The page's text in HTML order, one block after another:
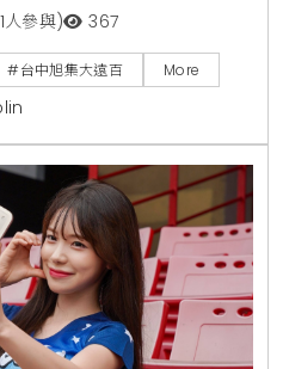
日本蜜柑鰤魚與NISSEI霜
薏、大甲芋頭、東泉辣椒
只供應到9月7日的台中限
人參與) 367
#台中旭集大遠百 More